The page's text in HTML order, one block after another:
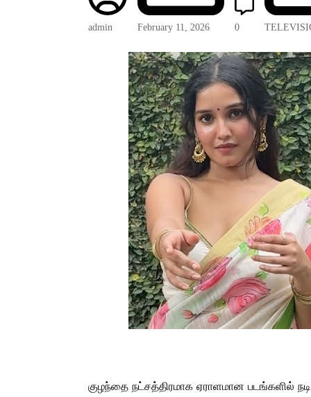
admin February 11, 2026 0
குழந்தை நட்சத்திரமாக ஏராளமான படங்களில்